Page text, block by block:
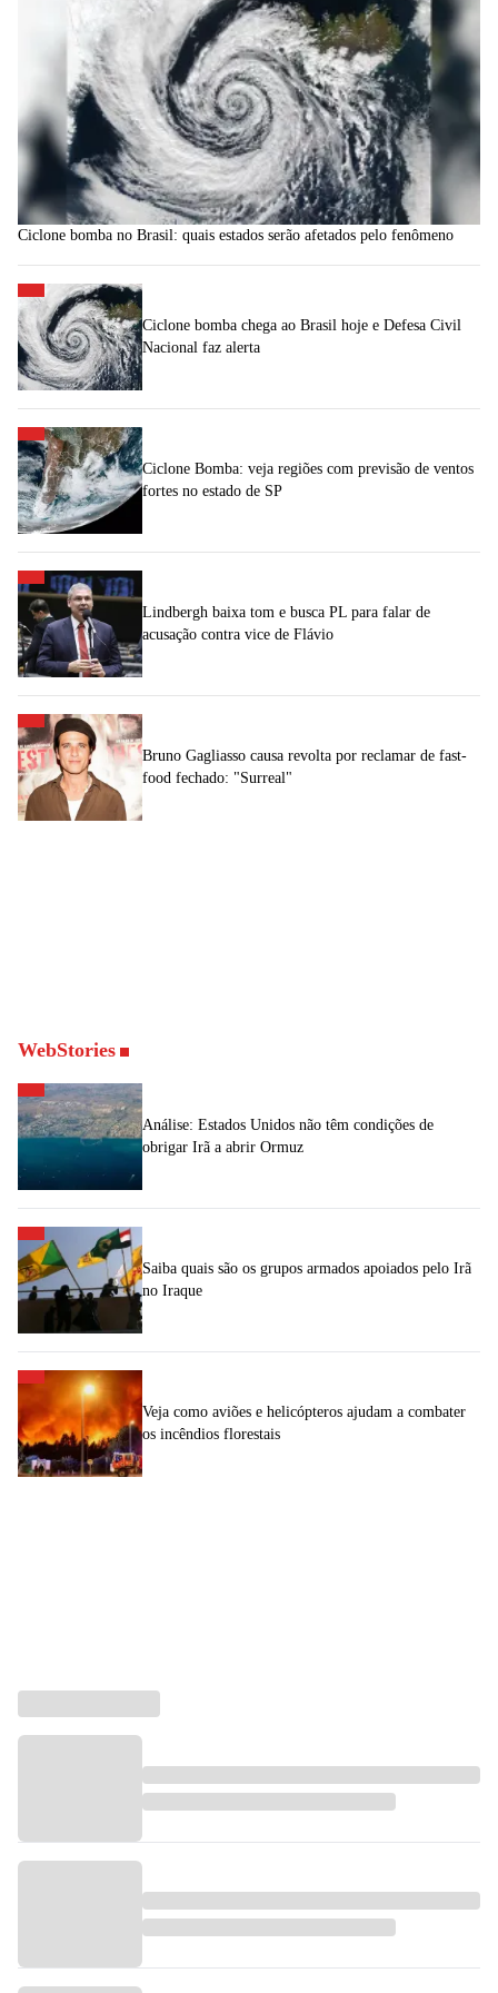
Ciclone bomba no Brasil: quais estados serão afetados pelo fenômeno
Ciclone bomba chega ao Brasil hoje e Defesa Civil
Nacional faz alerta
Ciclone Bomba: veja regiões com previsão de ventos
fortes no estado de SP
Lindbergh baixa tom e busca PL para falar de
acusação contra vice de Flávio
Bruno Gagliasso causa revolta por reclamar de fast-
food fechado: "Surreal"
WebStories
Análise: Estados Unidos não têm condições de
obrigar Irã a abrir Ormuz
Saiba quais são os grupos armados apoiados pelo Irã
no Iraque
Veja como aviões e helicópteros ajudam a combater
os incêndios florestais